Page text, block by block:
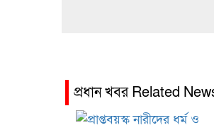
প্রধান খবর Related